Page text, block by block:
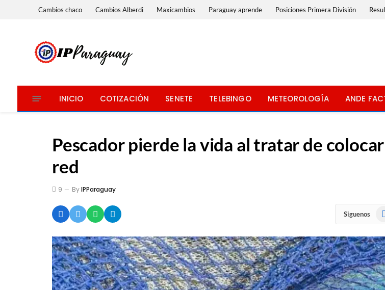
Cambios chaco Cambios Alberdi Maxicambios Paraguay aprende Posiciones Primera División
INICIO COTIZACIÓN SENETE TELEBINGO METEOROLOGÍA ANDE
Pescador pierde la vida al tratar de
red
9 ByIPParaguay
Siguenos